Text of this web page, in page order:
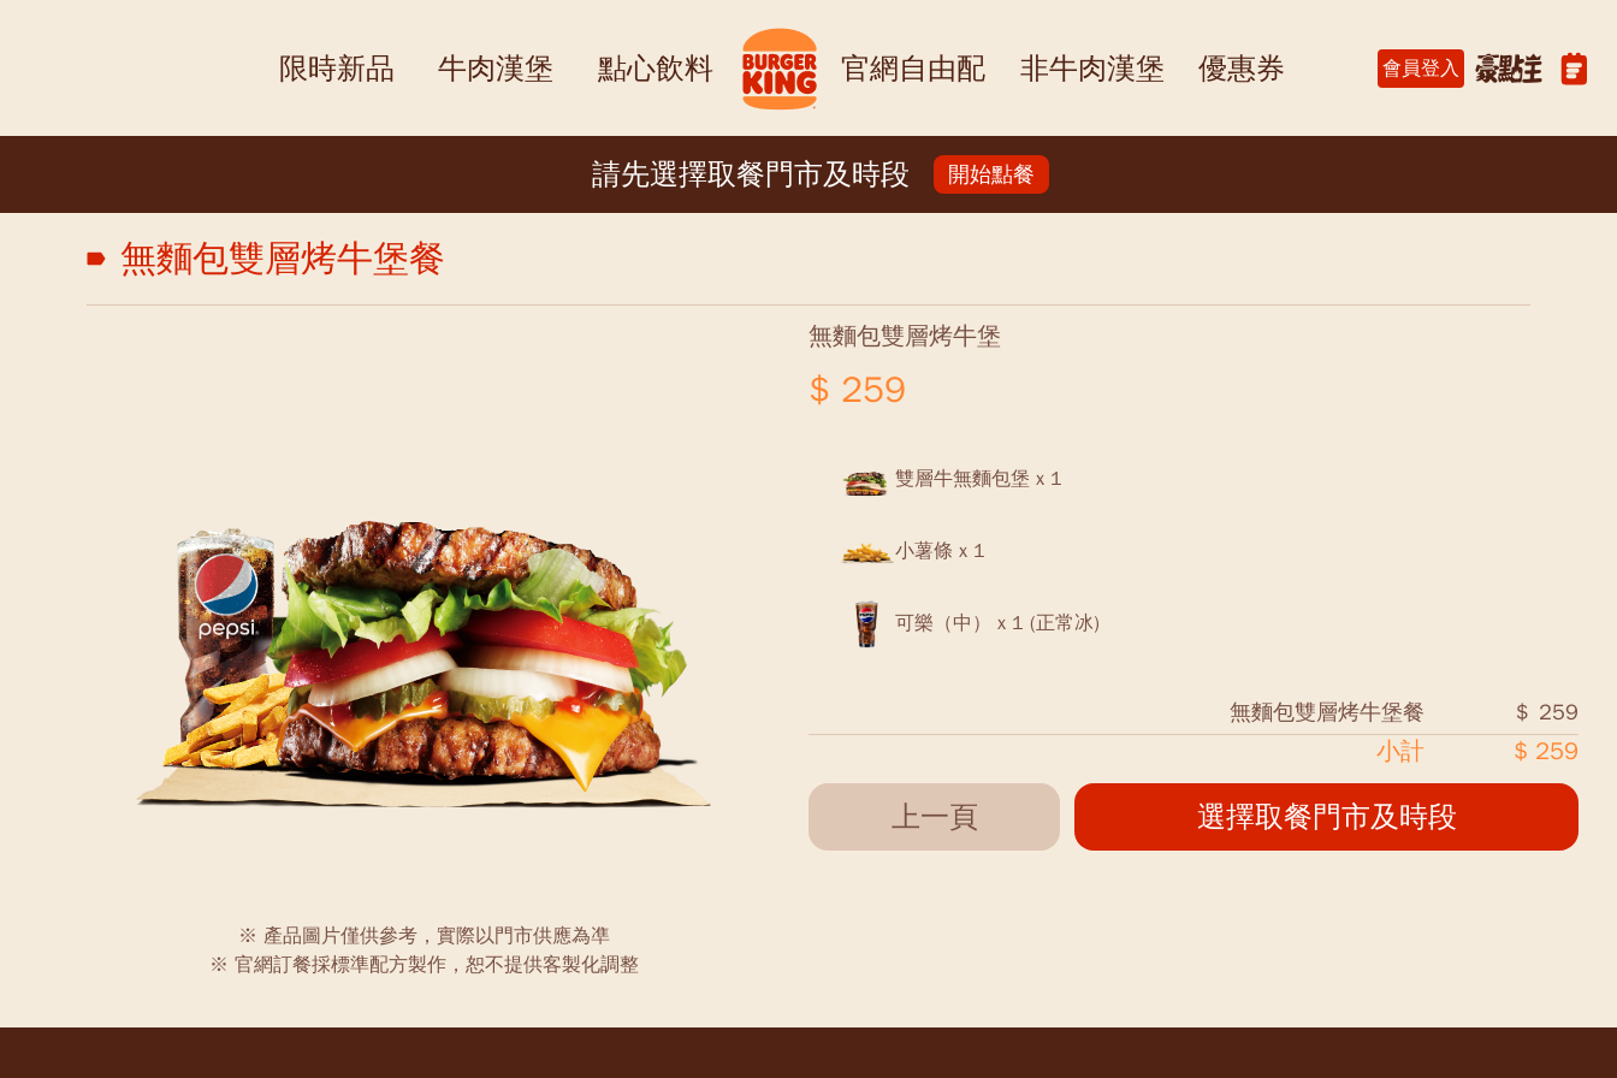
會員登入
限時新品 牛肉漢堡 點心飲料 官網自由配 非牛肉漢堡 優惠券
請先選擇取餐門市及時段 開始點餐
無麵包雙層烤牛堡餐
※ 產品圖片僅供參考，實際以門市供應為凖
※ 官網訂餐採標準配方製作，恕不提供客製化調整
無麵包雙層烤牛堡
$ 259
雙層牛無麵包堡 x 1
小薯條 x 1
可樂（中） x 1 (正常冰)
無麵包雙層烤牛堡餐 ＄ 259
小計 $ 259
上一頁 選擇取餐門市及時段